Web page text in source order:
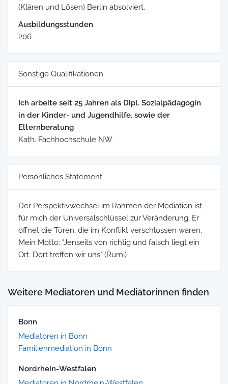
(Klären und Lösen) Berlin absolviert.
Ausbildungsstunden
206
Sonstige Qualifikationen
Ich arbeite seit 25 Jahren als Dipl. Sozialpädagogin
in der Kinder- und Jugendhilfe, sowie der
Elternberatung
Kath. Fachhochschule NW
Persönliches Statement
Der Perspektivwechsel im Rahmen der Mediation ist
für mich der Universalschlüssel zur Veränderung. Er
öffnet die Türen, die im Konflikt verschlossen waren.
Mein Motto: "Jenseits von richtig und falsch liegt ein
Ort. Dort treffen wir uns" (Rumi)
Weitere Mediatoren und Mediatorinnen finden
Bonn
Mediatoren in Bonn
Familienmediation in Bonn
Nordrhein-Westfalen